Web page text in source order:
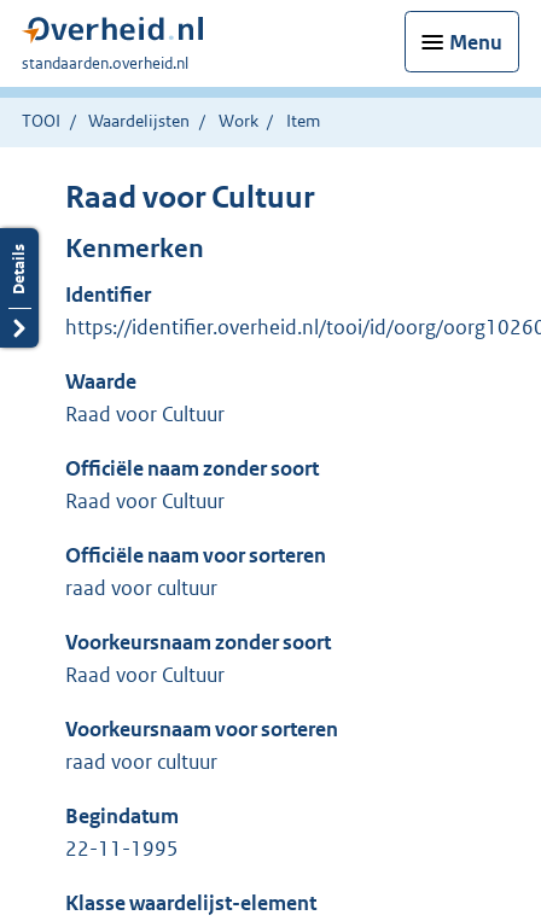
Menu
U
bent
hier:
standaarden.overheid.nl
TOOI Waardelijsten Work Item
Raad voor Cultuur
Kenmerken
Identifier
https://identifier.overheid.nl/tooi/id/oorg/
Waarde
Raad voor Cultuur
Officiële naam zonder soort
Raad voor Cultuur
Officiële naam voor sorteren
raad voor cultuur
Voorkeursnaam zonder soort
Raad voor Cultuur
Voorkeursnaam voor sorteren
raad voor cultuur
Begindatum
22-11-1995
Klasse waardelijst-element